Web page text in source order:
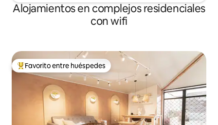
Alojamientos en complejos residenciales
con wifi
Favorito entre los huéspedes más destacados
Favorito entre huéspedes